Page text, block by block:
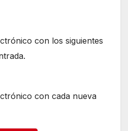
con los siguientes
con cada nueva